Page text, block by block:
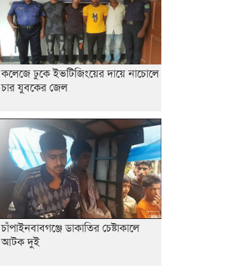
কলেজে ঢুকে ইভটিজিংয়ের দায়ে নাচোলে
চার যুবকের জেল
চাঁপাইনবাবগঞ্জে ডাকাতির চেষ্টাকালে
আটক দুই